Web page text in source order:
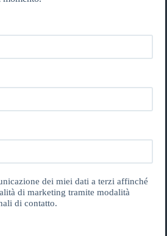
dei miei dati a terzi affinché
di marketing tramite modalità
di contatto.